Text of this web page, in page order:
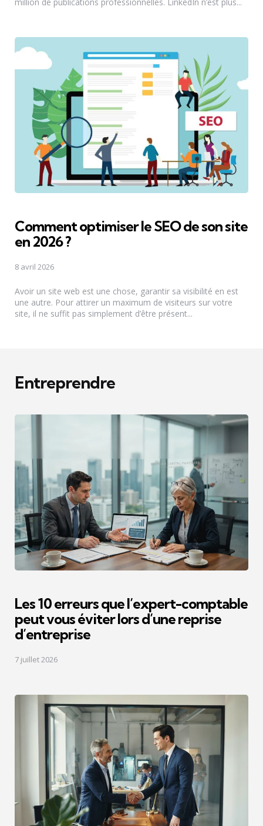
Comment optimiser le SEO de son site
en 2026 ?
8 avril 2026
Avoir un site web est une chose, garantir sa visibilité en est
une autre. Pour attirer un maximum de visiteurs sur votre
site, il ne suffit pas simplement d’être présent...
Entreprendre
Les 10 erreurs que l’expert-comptable
peut vous éviter lors d’une reprise
d’entreprise
7 juillet 2026